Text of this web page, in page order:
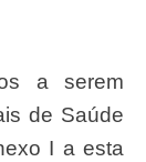
de Saúde
I a esta